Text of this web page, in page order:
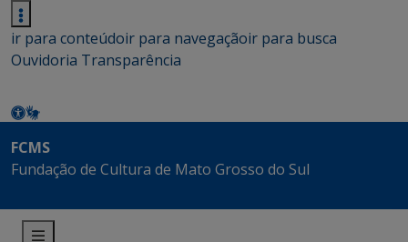
ir para conteúdoir para navegaçãoir para busca
Ouvidoria Transparência
FCMS
Fundação de Cultura de Mato Grosso do Sul